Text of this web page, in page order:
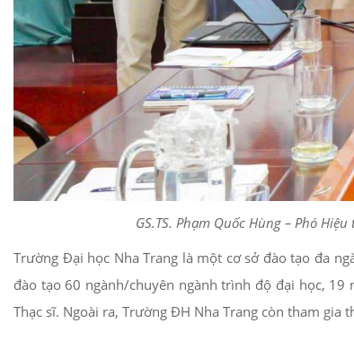
GS.TS. Phạm Quốc Hùng – Phó
Trường Đại học Nha Trang là một cơ sở đào tạo đa
đào tạo 60 ngành/chuyên ngành trình độ đại học,
Thạc sĩ. Ngoài ra, Trường ĐH Nha Trang còn tham